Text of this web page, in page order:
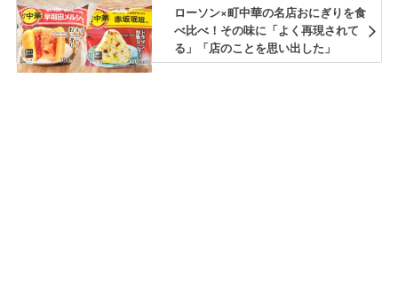
ローソン×町中華の名店おにぎりを食
べ比べ！その味に「よく再現されて
る」「店のことを思い出した」